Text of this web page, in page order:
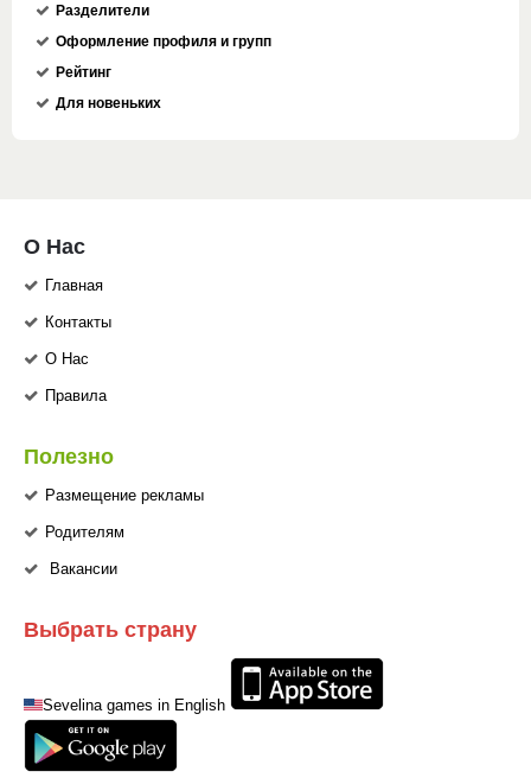
Разделители
Оформление профиля и групп
Рейтинг
Для новеньких
О Нас
Главная
Контакты
О Нас
Правила
Полезно
Размещение рекламы
Родителям
Вакансии
Выбрать страну
Sevelina games in English